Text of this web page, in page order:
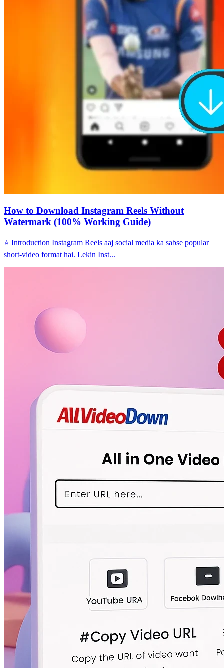
How to Download Instagram Reels Without
Watermark (100% Working Guide)
⭐ Introduction Instagram Reels aaj social media ka sabse popular
short-video format hai. Lekin Inst...